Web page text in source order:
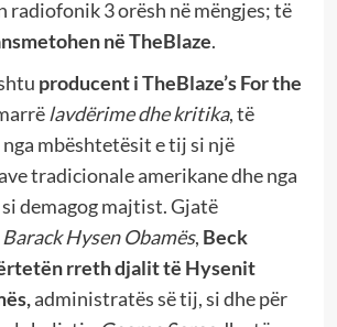
radiofonik 3 orësh në mëngjes; të
në TheBlaze.
producent iTheBlaze’s For the
lavdërime dhe kritika, të
mbështetësit e tij si një
tradicionale amerikane dhe nga
demagog majtist. Gjatë
Barack Hysen Obamës, Beck
rreth djalit të Hysenit
administratës së tij, si dhe për